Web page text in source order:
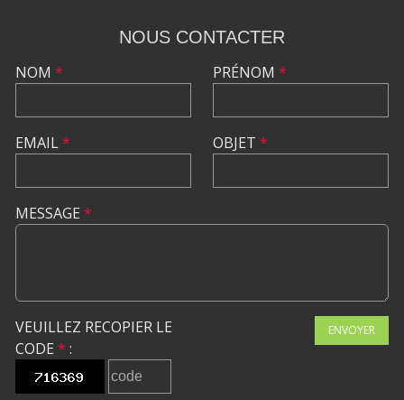
NOUS CONTACTER
NOM *
EMAIL*
PRÉNOM *
OBJET *
MESSAGE *
VEUILLEZ RECOPIER LE
CODE * :
ENVOYER